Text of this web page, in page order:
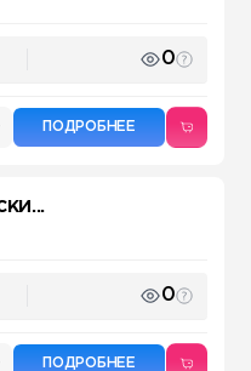
0
ПОДРОБНЕЕ
0
ПОДРОБНЕЕ